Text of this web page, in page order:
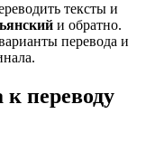
тексты и
и обратно.
перевода и
переводу